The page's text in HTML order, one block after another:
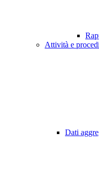
Attività e
Dati